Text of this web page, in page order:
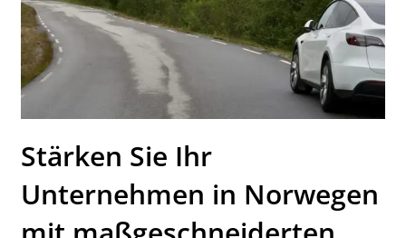
Stärken Sie Ihr
Unternehmen in Norwegen